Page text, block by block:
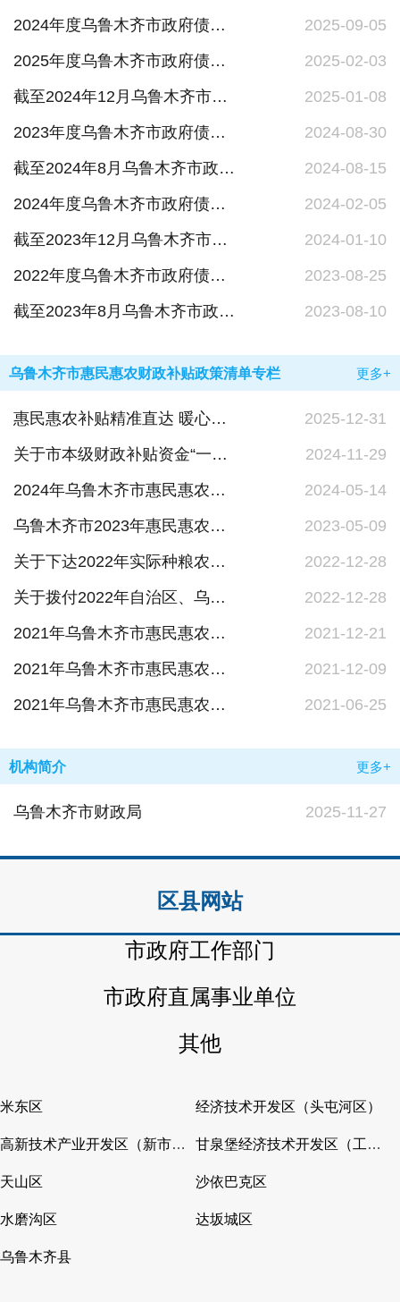
2024年度乌鲁木齐市政府债务决算情况说明
2025-09-05
2025年度乌鲁木齐市政府债务预算情况说明
2025-02-03
截至2024年12月乌鲁木齐市政府债务预算调整情况说明
2025-01-08
2023年度乌鲁木齐市政府债务决算情况说明
2024-08-30
截至2024年8月乌鲁木齐市政府债务预算调整情况说明
2024-08-15
2024年度乌鲁木齐市政府债务预算情况说明
2024-02-05
截至2023年12月乌鲁木齐市政府债务预算调整情况说明
2024-01-10
2022年度乌鲁木齐市政府债务决算情况说明
2023-08-25
截至2023年8月乌鲁木齐市政府债务预算调整情况说明
2023-08-10
乌鲁木齐市惠民惠农财政补贴政策清单专栏 更多+
惠民惠农补贴精准直达 暖心政策惠及千家万户
2025-12-31
关于市本级财政补贴资金“一卡通”代发金融机构的公示
2024-11-29
2024年乌鲁木齐市惠民惠农财政补贴政策清单
2024-05-14
乌鲁木齐市2023年惠民惠农财政补贴政策清单
2023-05-09
关于下达2022年实际种粮农民一次性补贴资金预算的通知
2022-12-28
关于拨付2022年自治区、乌鲁木齐市大豆花生专项补贴资金的通知
2022-12-28
2021年乌鲁木齐市惠民惠农财政补贴政策清单（汇总）更新
2021-12-21
2021年乌鲁木齐市惠民惠农财政补贴政策清单（汇总）更新
2021-12-09
2021年乌鲁木齐市惠民惠农财政补贴政策清单（汇总）
2021-06-25
机构简介 更多+
乌鲁木齐市财政局 2025-11-27
区县网站
市政府工作部门
市政府直属事业单位
其他
米东区 经济技术开发区（头屯河区）
高新技术产业开发区（新市区） 甘泉堡经济技术开发区（工业区）
天山区 沙依巴克区
水磨沟区 达坂城区
乌鲁木齐县